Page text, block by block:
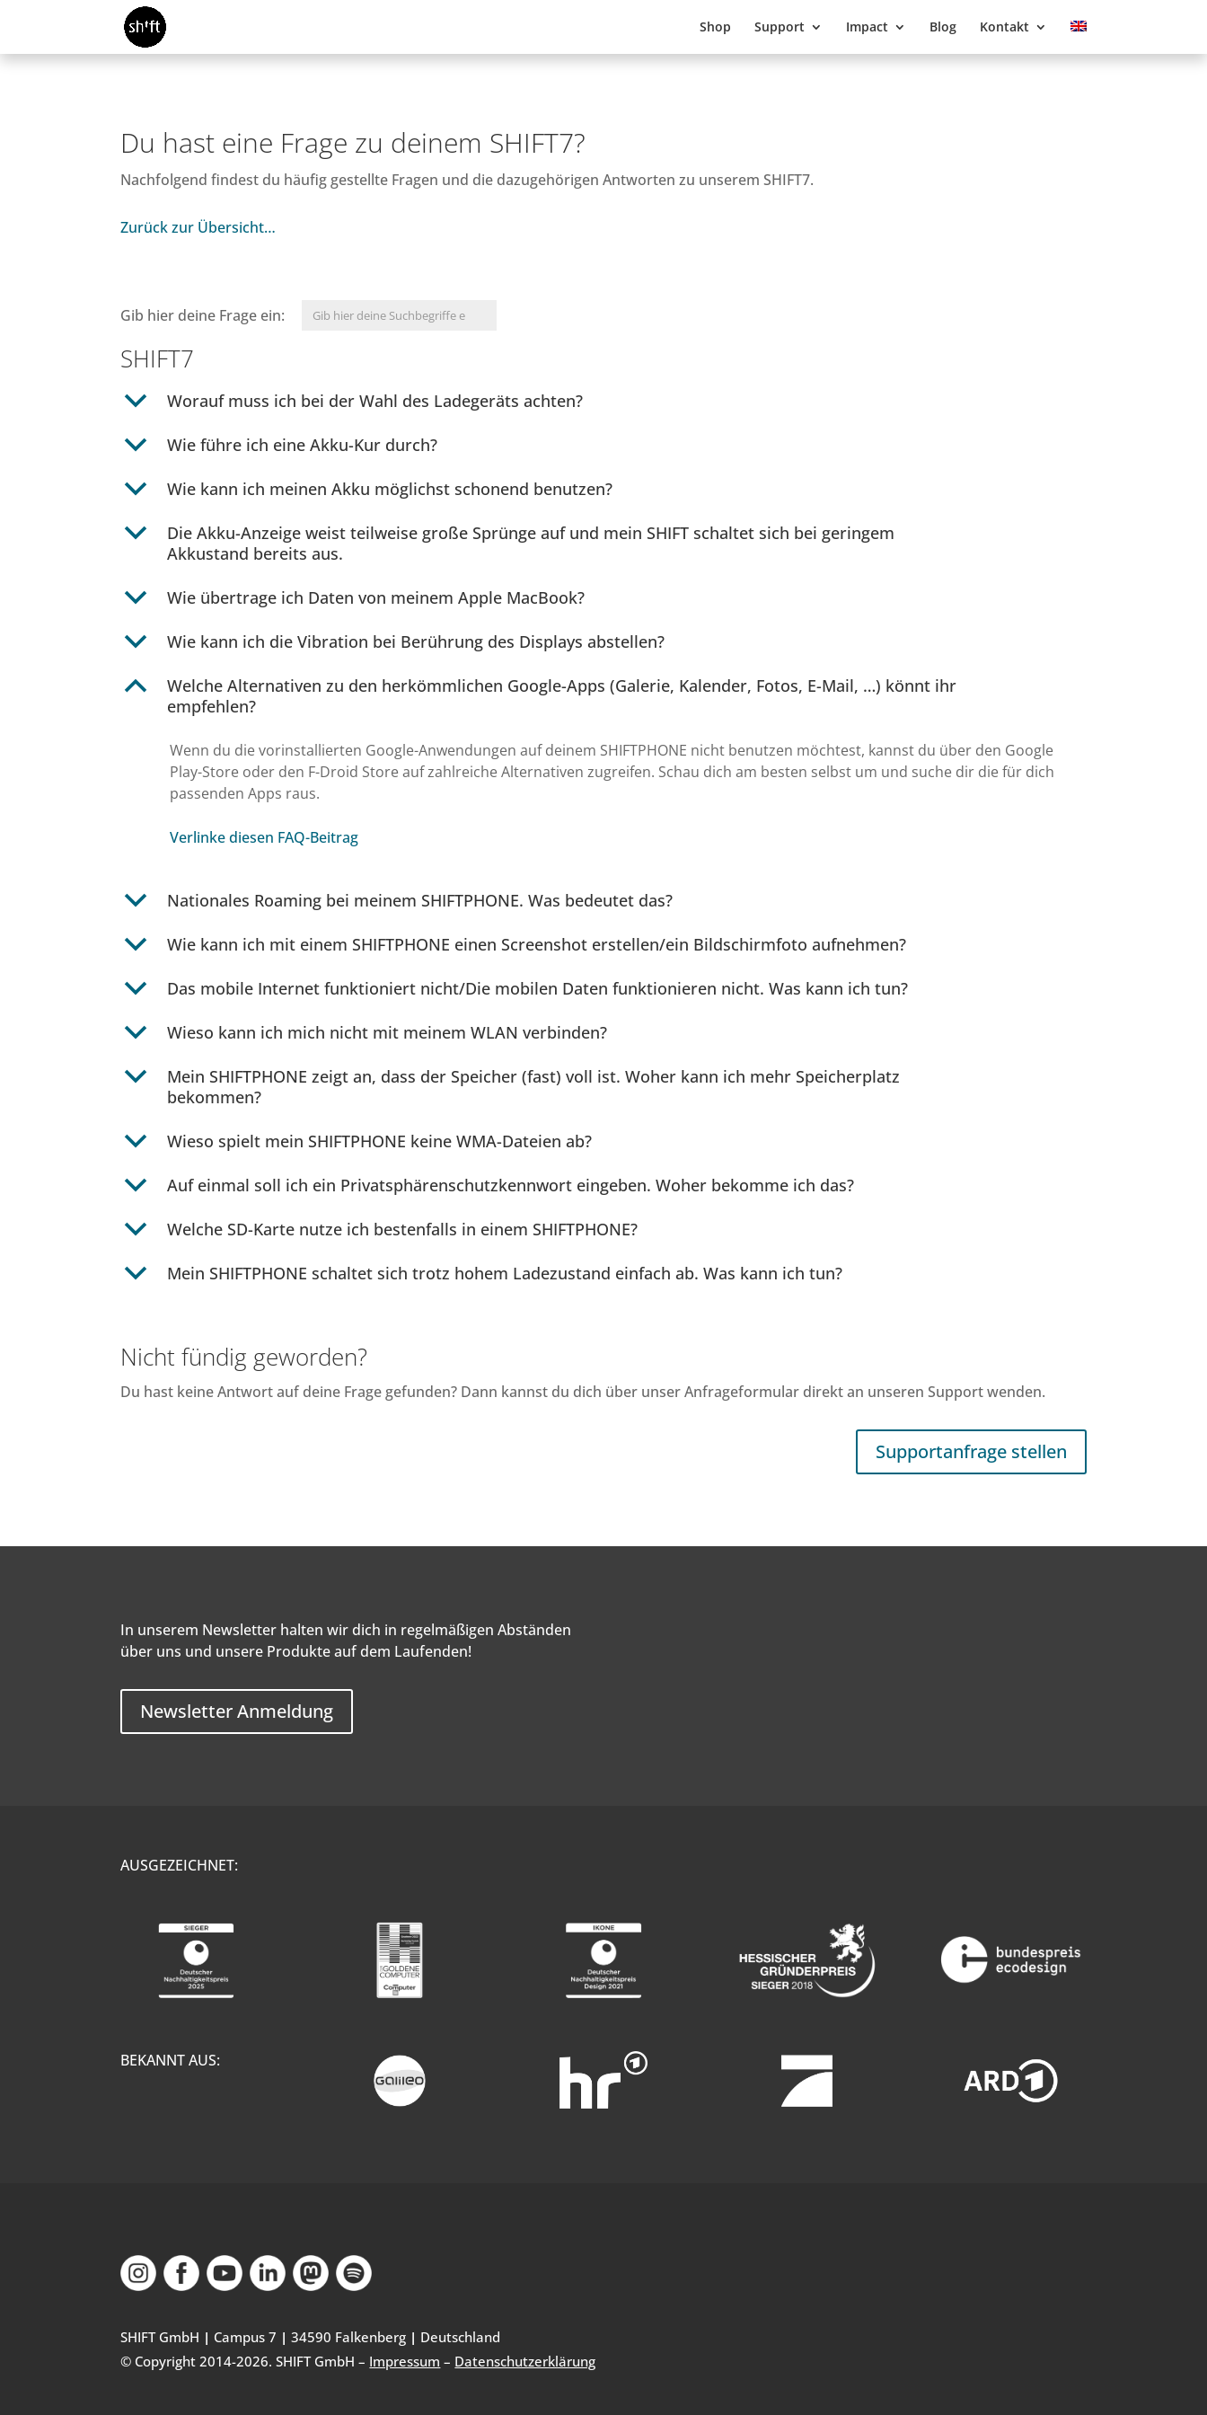
Shop Support Impact Blog Kontakt
Du hast eine Frage zu deinem SHIFT7?
Nachfolgend findest du häufig gestellte Fragen und die dazugehörigen Antworten zu unserem SHIFT7.
Zurück zur Übersicht…
Gib hier deine Frage ein:
SHIFT7
b Worauf muss ich bei der Wahl des Ladegeräts achten?
b Wie führe ich eine Akku-Kur durch?
b Wie kann ich meinen Akku möglichst schonend benutzen?
b
Die Akku-Anzeige weist teilweise große Sprünge auf und mein SHIFT schaltet sich bei geringem
Akkustand bereits aus.
b Wie übertrage ich Daten von meinem Apple MacBook?
b Wie kann ich die Vibration bei Berührung des Displays abstellen?
B
Welche Alternativen zu den herkömmlichen Google-Apps (Galerie, Kalender, Fotos, E-Mail, …) könnt ihr
empfehlen?
Wenn du die vorinstallierten Google-Anwendungen auf deinem SHIFTPHONE nicht benutzen möchtest, kannst du über den Google
Play-Store oder den F-Droid Store auf zahlreiche Alternativen zugreifen. Schau dich am besten selbst um und suche dir die für dich
passenden Apps raus.
Verlinke diesen FAQ-Beitrag
b Nationales Roaming bei meinem SHIFTPHONE. Was bedeutet das?
b Wie kann ich mit einem SHIFTPHONE einen Screenshot erstellen/ein Bildschirmfoto aufnehmen?
b Das mobile Internet funktioniert nicht/Die mobilen Daten funktionieren nicht. Was kann ich tun?
b Wieso kann ich mich nicht mit meinem WLAN verbinden?
b
Mein SHIFTPHONE zeigt an, dass der Speicher (fast) voll ist. Woher kann ich mehr Speicherplatz
bekommen?
b Wieso spielt mein SHIFTPHONE keine WMA-Dateien ab?
b Auf einmal soll ich ein Privatsphärenschutzkennwort eingeben. Woher bekomme ich das?
b Welche SD-Karte nutze ich bestenfalls in einem SHIFTPHONE?
b Mein SHIFTPHONE schaltet sich trotz hohem Ladezustand einfach ab. Was kann ich tun?
Nicht fündig geworden?
Du hast keine Antwort auf deine Frage gefunden? Dann kannst du dich über unser Anfrageformular direkt an unseren Support wenden.
Supportanfrage stellen
In unserem Newsletter halten wir dich in regelmäßigen Abständen
über uns und unsere Produkte auf dem Laufenden!
Newsletter Anmeldung
AUSGEZEICHNET:
BEKANNT AUS:
SHIFT GmbH | Campus 7 | 34590 Falkenberg | Deutschland
© Copyright 2014-2026. SHIFT GmbH – Impressum – Datenschutzerklärung